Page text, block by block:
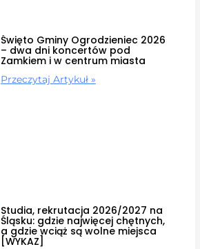
Święto Gminy Ogrodzieniec 2026
– dwa dni koncertów pod
Zamkiem i w centrum miasta
Przeczytaj Artykuł »
Studia, rekrutacja 2026/2027 na
Śląsku: gdzie najwięcej chętnych,
a gdzie wciąż są wolne miejsca
[WYKAZ]